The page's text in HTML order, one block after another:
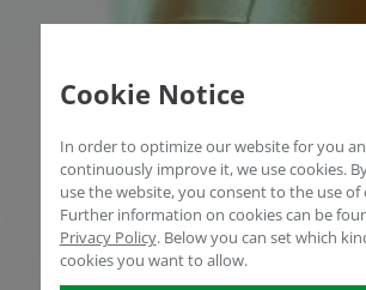
Cookie Notice
In order to optimize our website for you
continuously improve it, we use cookies.
use the website, you consent to the use of
Further information on cookies can be
Privacy Policy. Below you can set which
cookies you want to allow.